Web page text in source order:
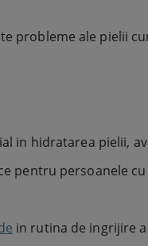
probleme ale pielii
in hidratarea pielii,
pentru persoanele
in rutina de ingrijire